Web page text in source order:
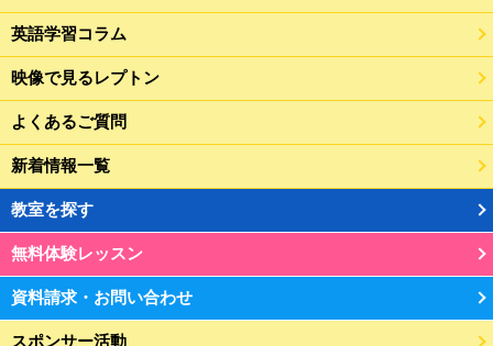
英語学習コラム
映像で見るレプトン
よくあるご質問
新着情報一覧
教室を探す
無料体験レッスン
資料請求・お問い合わせ
スポンサー活動